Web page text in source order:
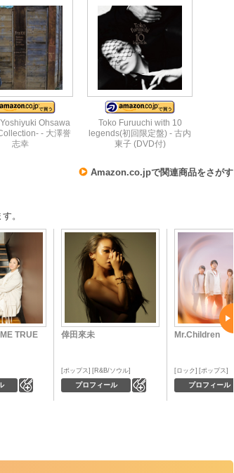
Ohsawa
- 大澤誉
志幸
Toko Furuuchi with 10
legends(初回限定盤) - 古内
東子 (DVD付)
Amazon.co.jpで関連商品をさがす
。
TRUE 倖田來未
プロフィール
ポップス R&B/ソウル
Mr.Children
プロフィール
ロック ポップス